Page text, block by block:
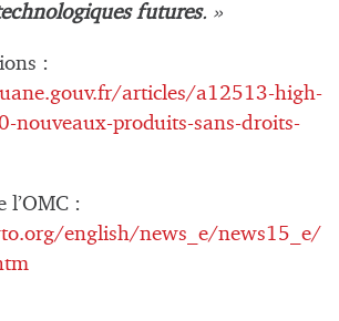
futures. »
:
articles/a12513-high-
nouveaux-produits-sans-droits-
l’OMC :
english/news_e/news15_e/